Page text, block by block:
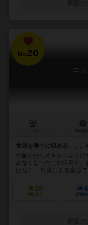
No.20
ニ
世界を掌中に収める。。。
大国がひしめきあうよう
めなくなったこの状況で
はなく、 対決による富強
18
興味あり 経験あ